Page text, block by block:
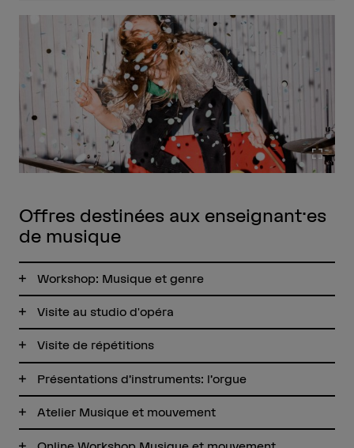
Offres destinées aux enseignant·es
de musique
Workshop: Musique et genre
Visite au studio d'opéra
Visite de répétitions
Présentations d’instruments: l’orgue
Atelier Musique et mouvement